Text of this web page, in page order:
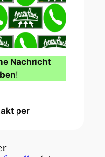
Nachricht
per